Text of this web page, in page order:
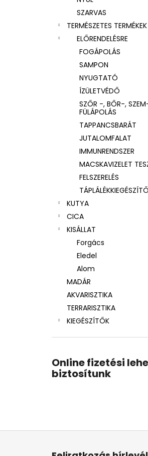
SZARVAS
TERMÉSZETES TERMÉKEK
ELŐRENDELÉSRE
FOGÁPOLÁS
SAMPON
NYUGTATÓ
ÍZÜLETVÉDŐ
SZŐR -, BŐR-,
FÜLÁPOLÁS
TAPPANCSBARÁT
JUTALOMFALAT
IMMUNRENDSZER
MACSKAVIZELET
FELSZERELÉS
TÁPLÁLÉKKIEGÉSZÍTŐ
KUTYA
CICA
KISÁLLAT
Forgács
Eledel
Alom
MADÁR
AKVARISZTIKA
TERRARISZTIKA
KIEGÉSZÍTŐK
Online fizetési
biztosítunk
L